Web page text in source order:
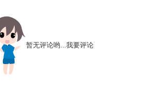
暂无评论哟... 我要评论